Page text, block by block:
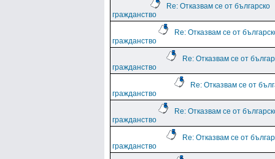
Re: Отказвам се от българско
гражданство
Re: Отказвам се от
гражданство
Re: Отказвам се от
гражданство
Re: Отказвам се от
гражданство
Re: Отказвам се от
гражданство
Re: Отказвам се от
гражданство